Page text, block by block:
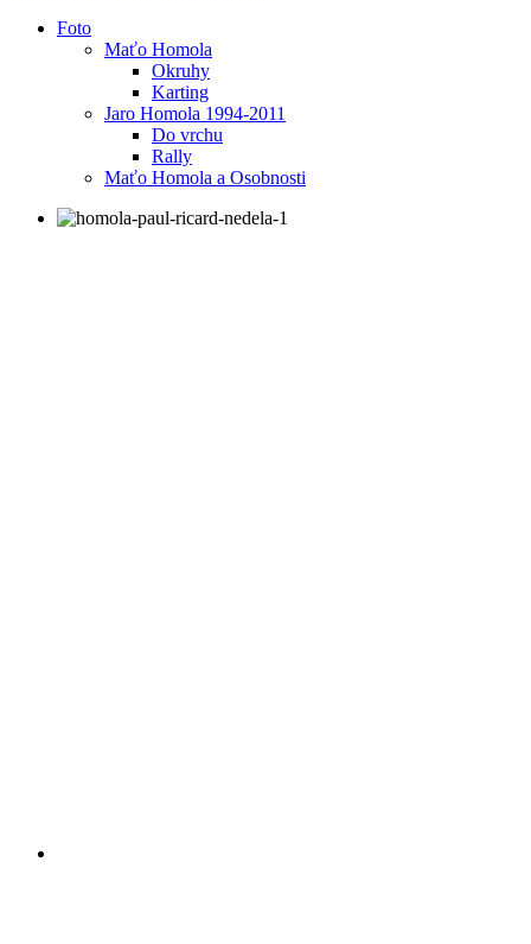
Foto
Maťo Homola
Okruhy
Karting
Jaro Homola 1994-2011
Do vrchu
Rally
Maťo Homola a Osobnosti